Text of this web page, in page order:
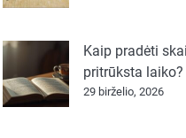
Kaip pradėti
pritrūksta laiko?
29 birželio, 2026